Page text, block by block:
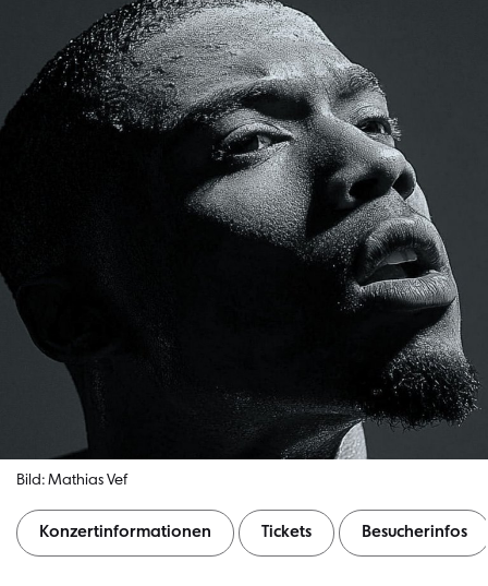
Bild: Mathias Vef
Konzertinformationen Tickets Besucherinfos